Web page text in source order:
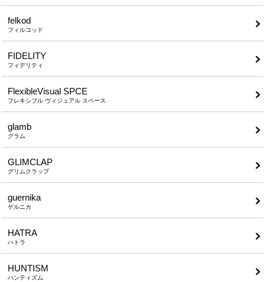
felkod
フィルコッド
FIDELITY
フィデリティ
FlexibleVisual SPCE
フレキシブル ヴィジュアル スペース
glamb
グラム
GLIMCLAP
グリムクラップ
guernika
ゲルニカ
HATRA
ハトラ
HUNTISM
ハンティズム